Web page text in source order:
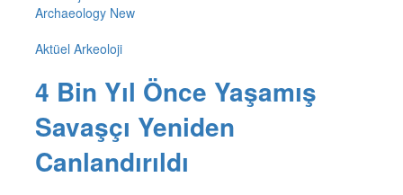
Archaeology New
Aktüel Arkeoloji
4 Bin Yıl Önce Yaşamış
Savaşçı Yeniden
Canlandırıldı